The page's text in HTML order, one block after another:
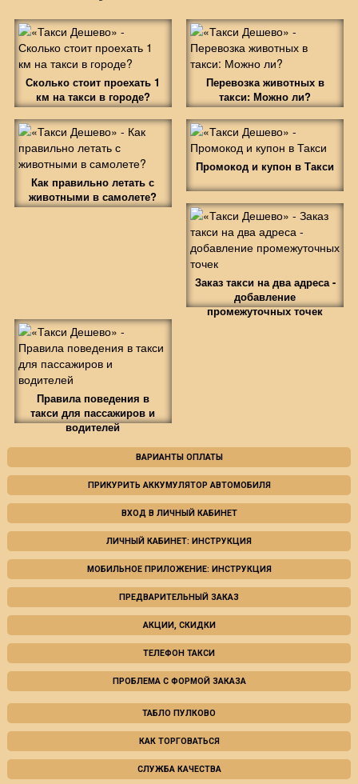
Сколько стоит проехать 1
км на такси в городе?
Перевозка животных в
такси: Можно ли?
Как правильно летать с
животными в самолете?
Промокод и купон в Такси
Заказ такси на два адреса -
добавление
промежуточных точек
Правила поведения в
такси для пассажиров и
водителей
ВАРИАНТЫ ОПЛАТЫ
ПРИКУРИТЬ АККУМУЛЯТОР АВТОМОБИЛЯ
ВХОД В ЛИЧНЫЙ КАБИНЕТ
ЛИЧНЫЙ КАБИНЕТ: ИНСТРУКЦИЯ
МОБИЛЬНОЕ ПРИЛОЖЕНИЕ: ИНСТРУКЦИЯ
ПРЕДВАРИТЕЛЬНЫЙ ЗАКАЗ
АКЦИИ, СКИДКИ
ТЕЛЕФОН ТАКСИ
ПРОБЛЕМА С ФОРМОЙ ЗАКАЗА
ТАБЛО ПУЛКОВО
КАК ТОРГОВАТЬСЯ
СЛУЖБА КАЧЕСТВА